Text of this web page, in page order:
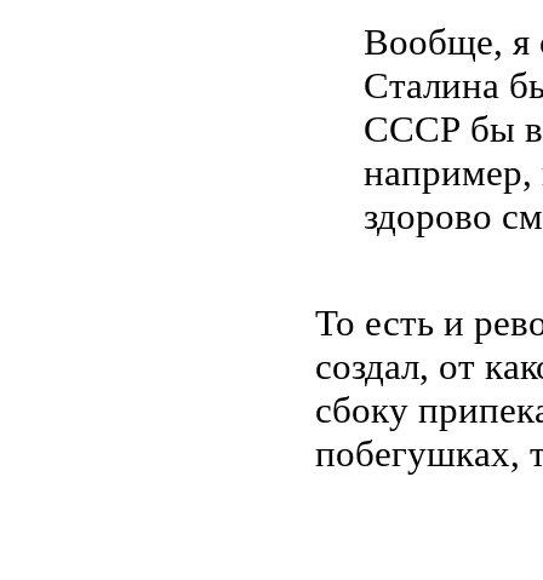
Вообще, я
Сталина
СССР бы
здорово
То есть и
создал, от
сбоку
побегушках,